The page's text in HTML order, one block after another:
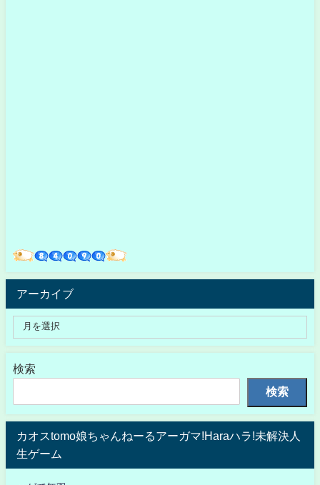
アーカイブ
検索
検索
カオスtomo娘ちゃんねーるアーガマ!Haraハラ!未解決人
生ゲーム